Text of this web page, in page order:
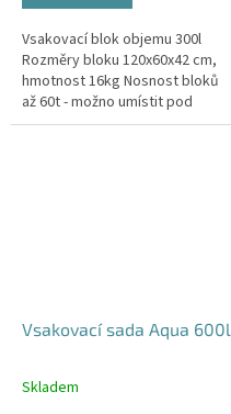
hvězdiček.
Vsakovací blok objemu 300l
Rozměry bloku 120x60x42 cm,
hmotnost 16kg Nosnost bloků
až 60t - možno umístit pod
parkovací stání, komunikace,
Vsakovací sada Aqua 600l
Průměrné
Skladem